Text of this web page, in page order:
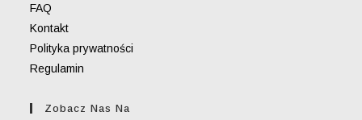
FAQ
Kontakt
Polityka prywatności
Regulamin
Zobacz Nas Na